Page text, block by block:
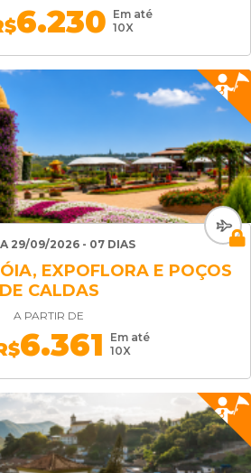
6.230 Em até
10X
29/09/2026 - 07 DIAS
EXPOFLORA E POÇOS
DE CALDAS
A PARTIR DE
6.361
Em até
10X